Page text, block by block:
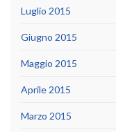
Luglio 2015
Giugno 2015
Maggio 2015
Aprile 2015
Marzo 2015